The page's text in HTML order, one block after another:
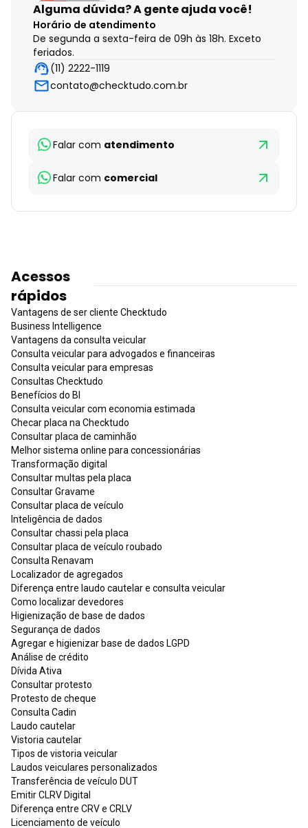
Alguma dúvida?A gente ajuda você!
Horário de atendimento
De segunda a sexta-feira de 09h às 18h. Exceto
feriados.
(11) 2222-1119
contato@checktudo.com.br
Falar com atendimento
Falar com comercial
Acessos
rápidos
Vantagens de ser cliente Checktudo
Business Intelligence
Vantagens da consulta veicular
Consulta veicular para advogados e financeiras
Consulta veicular para empresas
Consultas Checktudo
Benefícios do BI
Consulta veicular com economia estimada
Checar placa na Checktudo
Consultar placa de caminhão
Melhor sistema online para concessionárias
Transformação digital
Consultar multas pela placa
Consultar Gravame
Consultar placa de veículo
Inteligência de dados
Consultar chassi pela placa
Consultar placa de veículo roubado
Consulta Renavam
Localizador de agregados
Diferença entre laudo cautelar e consulta veicular
Como localizar devedores
Higienização de base de dados
Segurança de dados
Agregar e higienizar base de dados LGPD
Análise de crédito
Dívida Ativa
Consultar protesto
Protesto de cheque
Consulta Cadin
Laudo cautelar
Vistoria cautelar
Tipos de vistoria veicular
Laudos veiculares personalizados
Transferência de veículo DUT
Emitir CLRV Digital
Diferença entre CRV e CRLV
Licenciamento de veículo